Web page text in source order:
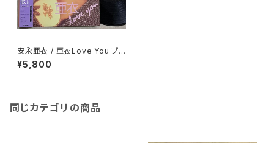
安永亜衣 / 亜衣Love You プ
ロモ
¥5,800
同じカテゴリの商品